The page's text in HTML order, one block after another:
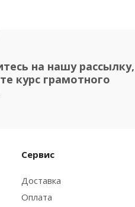
на нашу рассылку,
курс грамотного
Сервис
Доставка
Оплата